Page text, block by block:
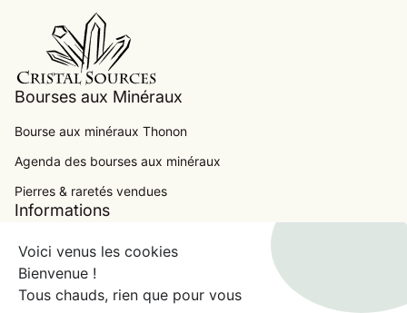
Bourses aux Minéraux
Bourse aux minéraux Thonon
Agenda des bourses aux minéraux
Pierres & raretés vendues
Informations
Contact
Conditions Générales de Ventes
Mentions Légales
Voici venus les cookies
Bienvenue !
Tous chauds, rien que pour vous